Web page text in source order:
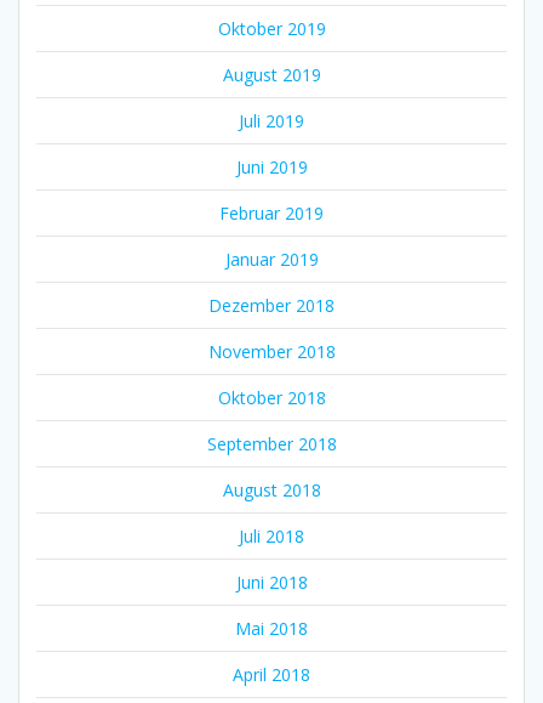
Oktober 2019
August 2019
Juli 2019
Juni 2019
Februar 2019
Januar 2019
Dezember 2018
November 2018
Oktober 2018
September 2018
August 2018
Juli 2018
Juni 2018
Mai 2018
April 2018